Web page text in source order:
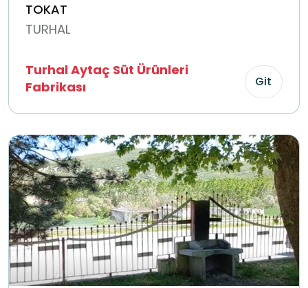
TOKAT
TURHAL
Turhal Aytaç Süt Ürünleri
Fabrikası
Git